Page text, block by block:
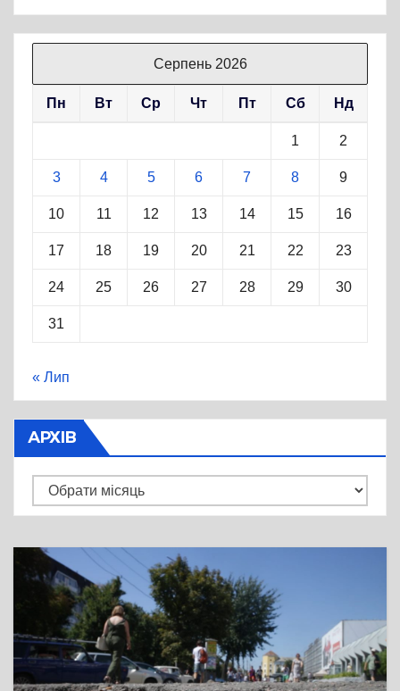
Серпень 2026
Пн Вт Ср Чт Пт Сб Нд
1 2
3 4 5 6 7 8 9
10 11 12 13 14 15 16
17 18 19 20 21 22 23
24 25 26 27 28 29 30
31
« Лип
АРХІВ
Архів